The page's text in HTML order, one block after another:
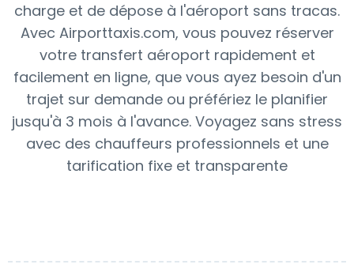
charge et de dépose à l'aéroport sans tracas.
Avec Airporttaxis.com, vous pouvez réserver
votre transfert aéroport rapidement et
facilement en ligne, que vous ayez besoin d'un
trajet sur demande ou préfériez le planifier
jusqu'à 3 mois à l'avance. Voyagez sans stress
avec des chauffeurs professionnels et une
tarification fixe et transparente